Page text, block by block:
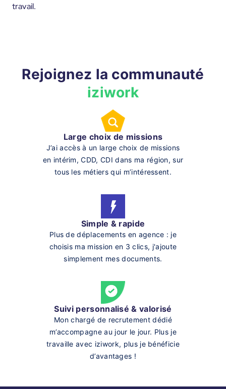
travail.
Rejoignez la communauté
iziwork
Large choix de missions
J’ai accès à un large choix de missions
en intérim, CDD, CDI dans ma région, sur
tous les métiers qui m’intéressent.
Simple & rapide
Plus de déplacements en agence : je
choisis ma mission en 3 clics, j'ajoute
simplement mes documents.
Suivi personnalisé & valorisé
Mon chargé de recrutement dédié
m’accompagne au jour le jour. Plus je
travaille avec iziwork, plus je bénéficie
d’avantages !